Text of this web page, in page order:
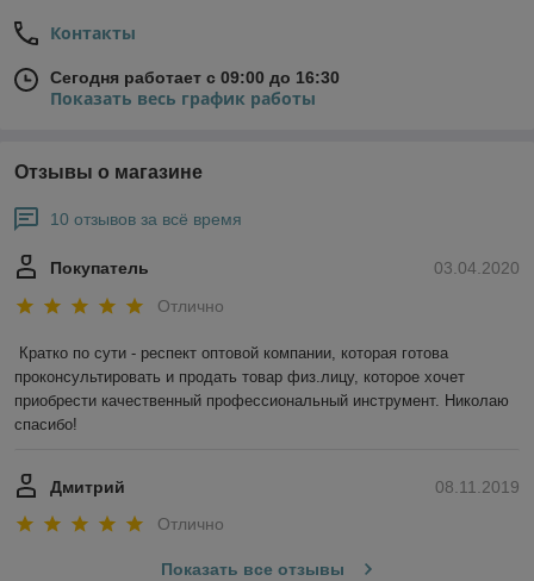
Контакты
Сегодня работает с 09:00 до 16:30
Показать весь график работы
Отзывы о магазине
10 отзывов за всё время
03.04.2020
Покупатель
Отлично
Кратко по сути - респект оптовой компании, которая готова
проконсультировать и продать товар физ.лицу, которое хочет
приобрести качественный профессиональный инструмент. Николаю
спасибо!
08.11.2019
Дмитрий
Отлично
Показать все отзывы